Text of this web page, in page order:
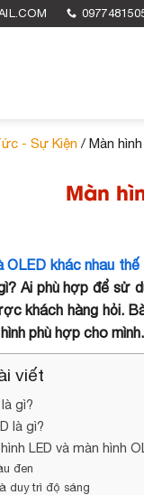
- Sự Kiện / Màn
Màn
OLED khác nhau thế
Ai phù hợp để sử
khách hàng hỏi.
phù hợp cho mình.
viết
gì?
là gì?
LED và màn hình
đen
duy trì độ sáng